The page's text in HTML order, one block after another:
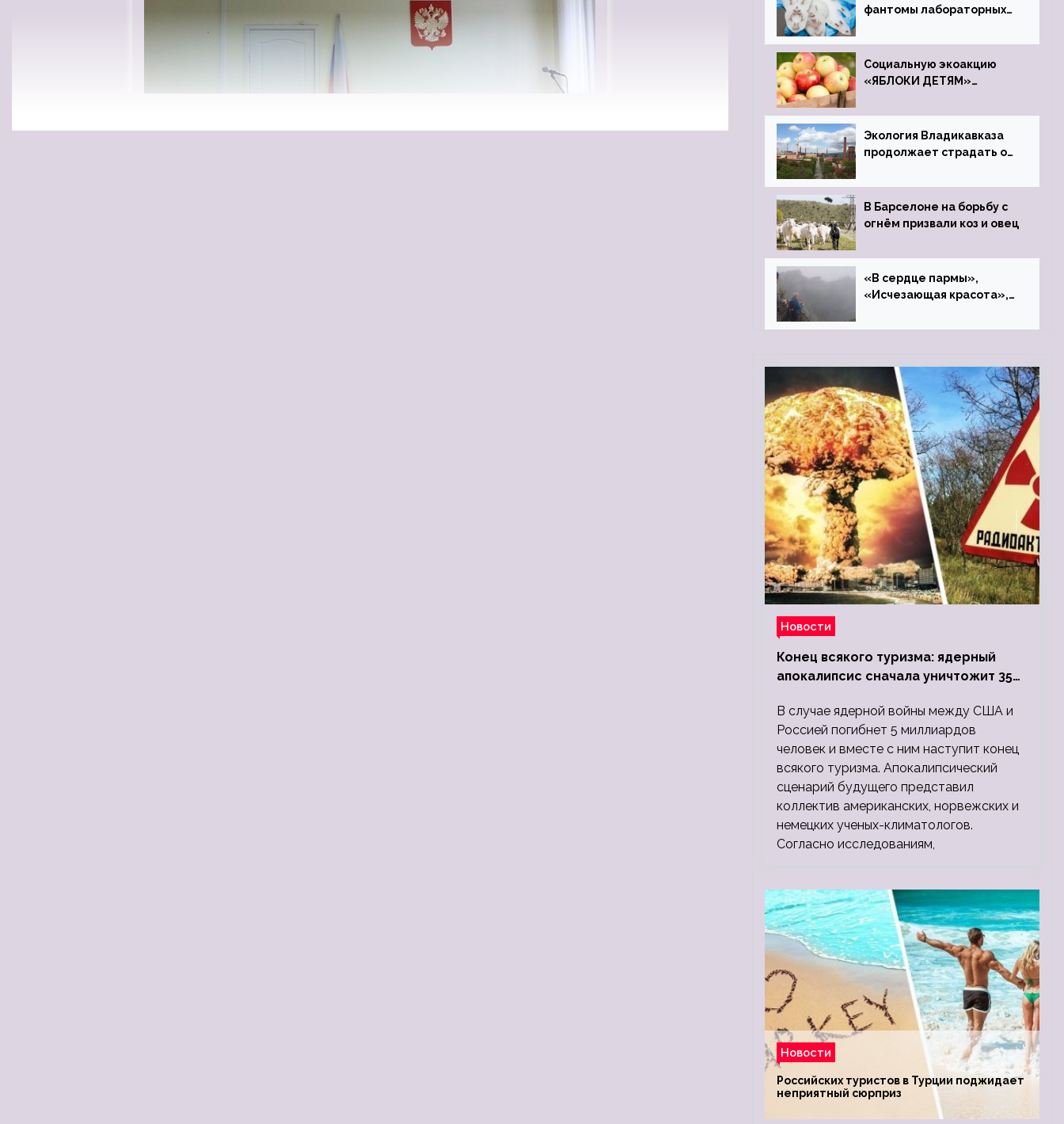
фантомы лабораторных
Социальную экоакцию
«ЯБЛОКИ ДЕТЯМ»
Экология Владикавказа
продолжает страдать от
завода
В Барселоне на борьбу с
огнём призвали коз и овец
«В сердце пармы»,
«Исчезающая красота»,
Новости
Конец всякого туризма: ядерный
апокалипсис сначала уничтожит 350
людей
В случае ядерной войны между США и
Россией погибнет 5 миллиардов
человек и вместе с ним наступит конец
всякого туризма. Апокалипсический
сценарий будущего представил
коллектив американских, норвежских и
немецких ученых-климатологов.
Согласно исследованиям,
Новости
Российских туристов в Турции поджидает
неприятный сюрприз